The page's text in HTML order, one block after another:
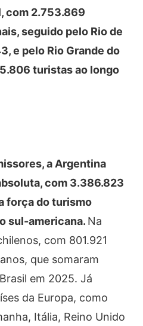
com 2.753.869
seguido pelo Rio de
e pelo Rio Grande do
turistas ao longo
a Argentina
com 3.386.823
força do turismo
sul-americana. Na
com 801.921
que somaram
em 2025. Já
da Europa, como
Itália, Reino Unido